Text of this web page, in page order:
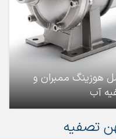
هوزینگ ممبران و
آب
تصفیه